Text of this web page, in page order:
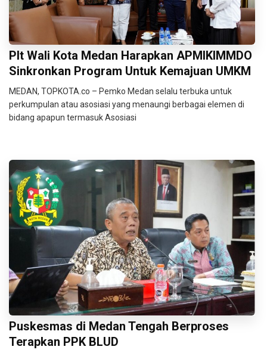
Plt Wali Kota Medan Harapkan APMIKIMMDO
Sinkronkan Program Untuk Kemajuan UMKM
MEDAN, TOPKOTA.co – Pemko Medan selalu terbuka untuk
perkumpulan atau asosiasi yang menaungi berbagai elemen di
bidang apapun termasuk Asosiasi
Puskesmas di Medan Tengah Berproses
Terapkan PPK BLUD